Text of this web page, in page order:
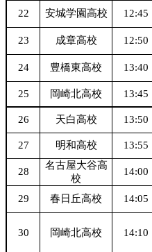
22 安城学園高校 12:45
23 成章高校 12:50
24 豊橋東高校 13:40
25 岡崎北高校 13:45
26 天白高校 13:50
27 明和高校 13:55
28
名古屋大谷高
校
14:00
29
春日丘高校 14:05
30 岡崎北高校 14:10